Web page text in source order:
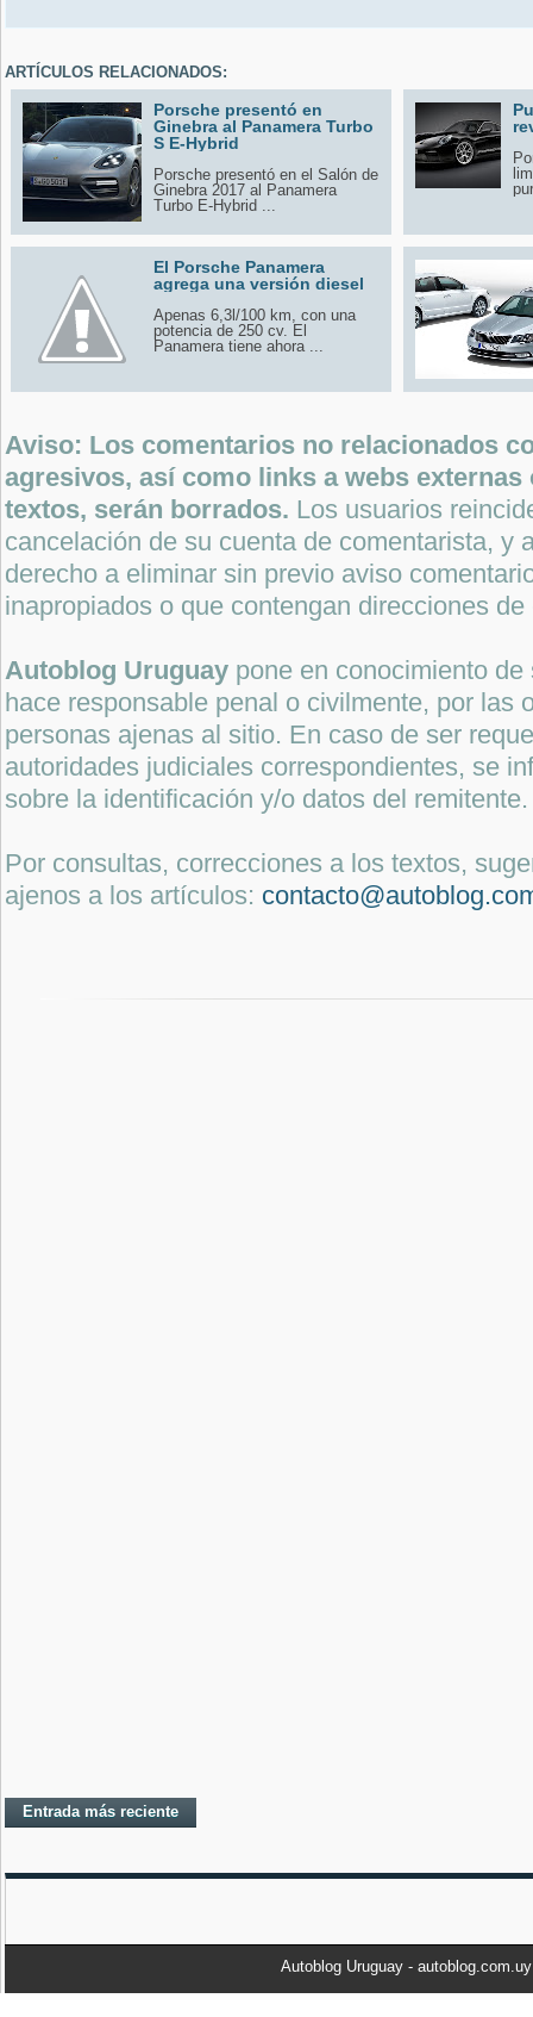
ARTÍCULOS RELACIONADOS:
Porsche presentó en
Ginebra al Panamera Turbo
S E-Hybrid
Porsche presentó en el Salón de
Ginebra 2017 al Panamera
Turbo E-Hybrid ...
El Porsche Panamera
agrega una versión diesel
Apenas 6,3l/100 km, con una
potencia de 250 cv. El
Panamera tiene ahora ...
Aviso: Los comentarios no relacionados
agresivos, así como links a webs
textos, serán borrados. Los usuarios
cancelación de su cuenta de comentarista, y
derecho a eliminar sin previo aviso
inapropiados o que contengan direcciones
Autoblog Uruguay pone en conocimiento
hace responsable penal o civilmente, por las
personas ajenas al sitio. En caso de ser
autoridades judiciales correspondientes, se
sobre la identificación y/o datos del remitente.
Por consultas, correcciones a los textos,
ajenos a los artículos:
Entrada más reciente
Autoblog Uruguay -